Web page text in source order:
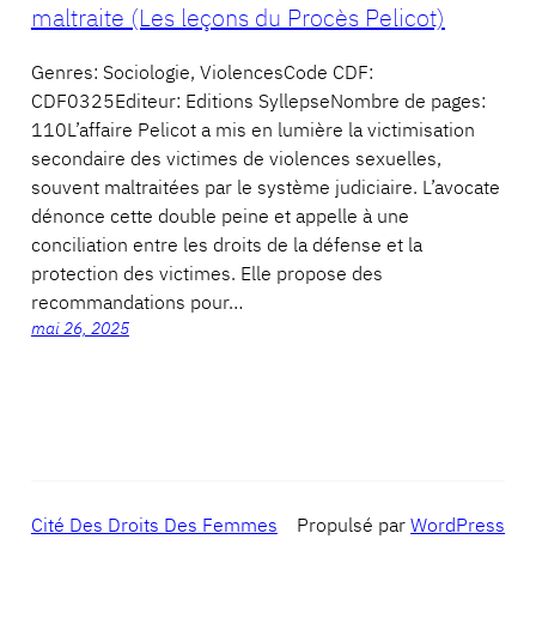
maltraite (Les leçons du Procès Pelicot)
Genres: Sociologie, ViolencesCode CDF:
CDF0325Editeur: Editions SyllepseNombre de pages:
110L’affaire Pelicot a mis en lumière la victimisation
secondaire des victimes de violences sexuelles,
souvent maltraitées par le système judiciaire. L’avocate
dénonce cette double peine et appelle à une
conciliation entre les droits de la défense et la
protection des victimes. Elle propose des
recommandations pour…
mai 26, 2025
Cité Des Droits Des Femmes Propulsé parWordPress